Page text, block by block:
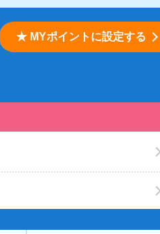
★ MYポイントに設定する